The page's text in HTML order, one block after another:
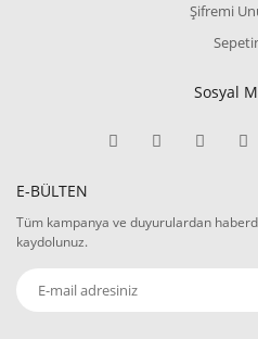
Şifremi
Sosyal
E-BÜLTEN
Tüm kampanya ve duyurulardan
kaydolunuz.